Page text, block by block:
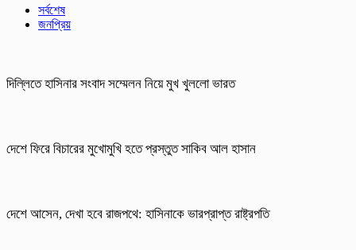
সর্বশেষ
জনপ্রিয়
দিল্লিতে হাসিনার সংবাদ সম্মেলন নিয়ে মুখ খুললো ভারত
দেশে ফিরে বিচারের মুখোমুখি হতে প্রস্তুত সাকিব আল হাসান
দেশে আসেন, দেখা হবে রাজপথে: হাসিনাকে ভারপ্রাপ্ত রাষ্ট্রপতি